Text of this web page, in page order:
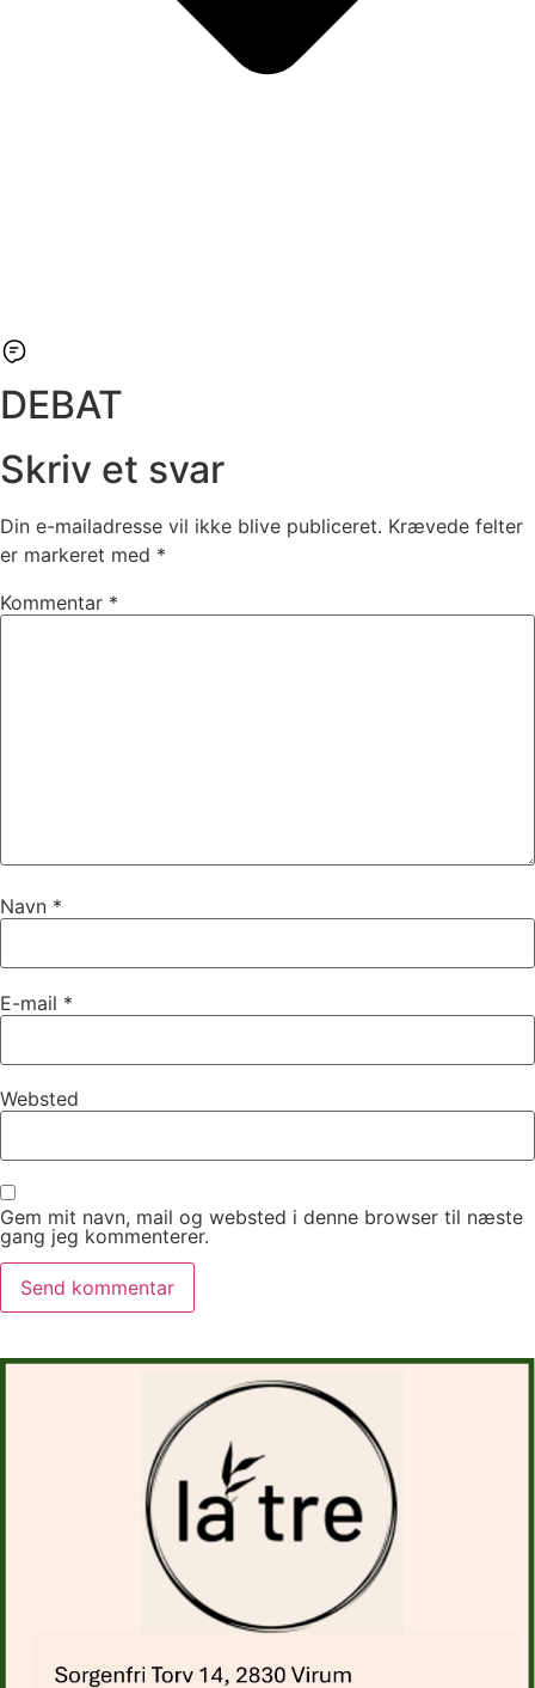
DEBAT
Skriv et svar
Din e-mailadresse vil ikke blive publiceret. Krævede felter
er markeret med *
Kommentar *
Navn *
E-mail *
Websted
Gem mit navn, mail og websted i denne browser til næste
gang jeg kommenterer.